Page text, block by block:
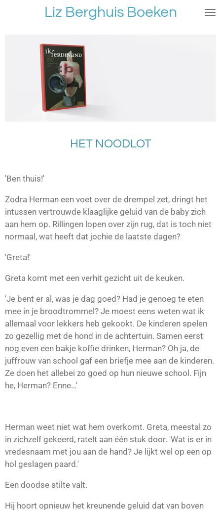
hoofdinhoud
Liz Berghuis Boeken
HET NOODLOT
'Ben thuis!'
Zodra Herman een voet over de drempel zet, dringt het
intussen vertrouwde klaaglijke geluid van de baby zich
aan hem op. Rillingen lopen over zijn rug, dat is toch niet
normaal, wat heeft dat jochie de laatste dagen?
'Greta!'
Greta komt met een verhit gezicht uit de keuken.
'Je bent er al, was je dag goed? Had je genoeg te eten
mee in je broodtrommel? Je moest eens weten wat ik
allemaal voor lekkers heb gekookt. De kinderen spelen
zo gezellig met de hond in de achtertuin. Samen eerst
nog even een bakje koffie drinken, Herman? Oh ja, de
juffrouw van school gaf een briefje mee aan de kinderen.
Ze doen het allebei zo goed op hun nieuwe school. Fijn
he, Herman? Enne…'
Herman weet niet wat hem overkomt. Greta, meestal zo
in zichzelf gekeerd, ratelt aan één stuk door. 'Wat is er in
vredesnaam met jou aan de hand? Je lijkt wel op een op
hol geslagen paard.'
Een doodse stilte valt.
Hij hoort opnieuw het kreunende geluid dat van boven